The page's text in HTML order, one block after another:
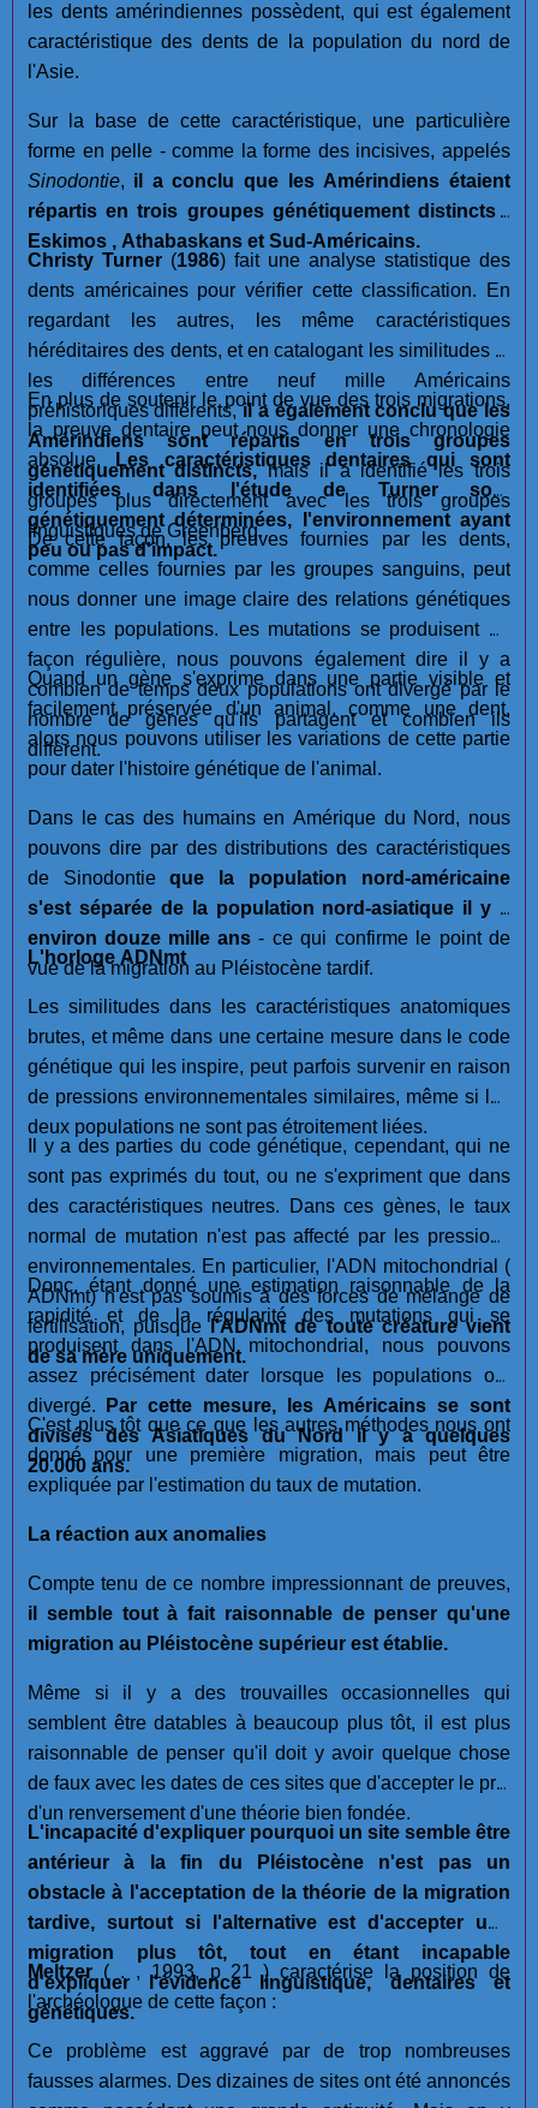
les dents amérindiennes possèdent, qui est également
caractéristique des dents de la population du nord de
l'Asie.
Sur la base de cette caractéristique, une particulière
forme en pelle - comme la forme des incisives, appelés
Sinodontie, il a conclu que les Amérindiens étaient
répartis en trois groupes génétiquement distincts :
Eskimos , Athabaskans et Sud-Américains.
Christy Turner (1986) fait une analyse statistique des
dents américaines pour vérifier cette classification. En
regardant les autres, les même caractéristiques
héréditaires des dents, et en catalogant les similitudes et
les différences entre neuf mille Américains
préhistoriques différents,il a également conclu que les
Amérindiens sont répartis en trois groupes
génétiquement distincts,mais il a identifié les trois
groupes plus directement avec les trois groupes
linguistiques de Greenberg.
En plus de soutenir le point de vue des trois migrations,
la preuve dentaire peut nous donner une chronologie
absolue. Les caractéristiques dentaires qui sont
identifiées dans l'étude de Turner sont
génétiquement déterminées, l'environnement ayant
peu ou pas d'impact.
De cette façon, les preuves fournies par les dents,
comme celles fournies par les groupes sanguins, peut
nous donner une image claire des relations génétiques
entre les populations. Les mutations se produisent de
façon régulière, nous pouvons également dire il y a
combien de temps deux populations ont divergé par le
nombre de gènes qu'ils partagent et combien ils
diffèrent.
Quand un gène s'exprime dans une partie visible et
facilement préservée d'un animal, comme une dent,
alors nous pouvons utiliser les variations de cette partie
pour dater l'histoire génétique de l'animal.
Dans le cas des humains en Amérique du Nord, nous
pouvons dire par des distributions des caractéristiques
de Sinodontie que la population nord-américaine
s'est séparée de la population nord-asiatique il y a
environ douze mille ans - ce qui confirme le point de
vue de la migration au Pléistocène tardif.
L'horloge ADNmt
Les similitudes dans les caractéristiques anatomiques
brutes, et même dans une certaine mesure dans le code
génétique qui les inspire, peut parfois survenir en raison
de pressions environnementales similaires, même si les
deux populations ne sont pas étroitement liées.
Il y a des parties du code génétique, cependant, qui ne
sont pas exprimés du tout, ou ne s'expriment que dans
des caractéristiques neutres. Dans ces gènes, le taux
normal de mutation n'est pas affecté par les pressions
environnementales. En particulier, l'ADN mitochondrial (
ADNmt) n'est pas soumis à des forces de mélange de
fertilisation, puisquel'ADNmt de toute créature vient
de sa mère uniquement.
Donc, étant donné une estimation raisonnable de la
rapidité et de la régularité des mutations qui se
produisent dans l'ADN mitochondrial, nous pouvons
assez précisément dater lorsque les populations ont
divergé.
Par cette mesure, les Américains se sont
divisés des Asiatiques du Nord il y a quelques
20.000 ans.
C'est plus tôt que ce que les autres méthodes nous ont
donné pour une première migration, mais peut être
expliquée par l'estimation du taux de mutation.
La réaction aux anomalies
Compte tenu de ce nombre impressionnant de preuves,
il semble tout à fait raisonnable de penser qu'une
migration au Pléistocène supérieur est établie.
Même si il y a des trouvailles occasionnelles qui
semblent être datables à beaucoup plus tôt, il est plus
raisonnable de penser qu'il doit y avoir quelque chose
de faux avec les dates de ces sites que d'accepter le prix
d'un renversement d'une théorie bien fondée.
L'incapacité d'expliquer pourquoi un site semble être
antérieur à la fin du Pléistocène n'est pas un
obstacle à l'acceptation de la théorie de la migration
tardive, surtout si l'alternative est d'accepter une
migration plus tôt, tout en étant incapable
d'expliquer l'évidence linguistique, dentaires et
génétiques.
Meltzer ( . , 1993, p 21 ) caractérise la position de
l'archéologue de cette façon :
Ce problème est aggravé par de trop nombreuses
fausses alarmes. Des dizaines de sites ont été annoncés